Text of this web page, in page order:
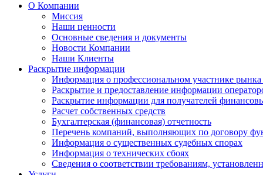
О Компании
Миссия
Наши ценности
Основные сведения и документы
Новости Компании
Наши Клиенты
Раскрытие информации
Информация о профессиональном участнике
Раскрытие и предоставление информации
Раскрытие информации для получателей
Расчет собственных средств
Бухгалтерская (финансовая) отчетность
Перечень компаний, выполняющих по договору
Информация о существенных судебных спорах
Информация о технических сбоях
Сведения о соответствии требованиям,